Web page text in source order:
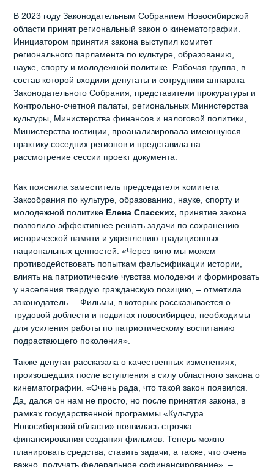
В 2023 году Законодательным Собранием Новосибирской
области принят региональный закон о кинематографии.
Инициатором принятия закона выступил комитет
регионального парламента по культуре, образованию,
науке, спорту и молодежной политике. Рабочая группа, в
состав которой входили депутаты и сотрудники аппарата
Законодательного Собрания, представители прокуратуры и
Контрольно-счетной палаты, региональных Министерства
культуры, Министерства финансов и налоговой политики,
Министерства юстиции, проанализировала имеющуюся
практику соседних регионов и представила на
рассмотрение сессии проект документа.
Как пояснила заместитель председателя комитета
Заксобрания по культуре, образованию, науке, спорту и
молодежной политике Елена Спасских, принятие закона
позволило эффективнее решать задачи по сохранению
исторической памяти и укреплению традиционных
национальных ценностей. «Через кино мы можем
противодействовать попыткам фальсификации истории,
влиять на патриотические чувства молодежи и формировать
у населения твердую гражданскую позицию, – отметила
законодатель. – Фильмы, в которых рассказывается о
трудовой доблести и подвигах новосибирцев, необходимы
для усиления работы по патриотическому воспитанию
подрастающего поколения».
Также депутат рассказала о качественных изменениях,
произошедших после вступления в силу областного закона о
кинематографии. «Очень рада, что такой закон появился.
Да, дался он нам не просто, но после принятия закона, в
рамках государственной программы «Культура
Новосибирской области» появилась строчка
финансирования создания фильмов. Теперь можно
планировать средства, ставить задачи, а также, что очень
важно, получать федеральное софинансирование», –